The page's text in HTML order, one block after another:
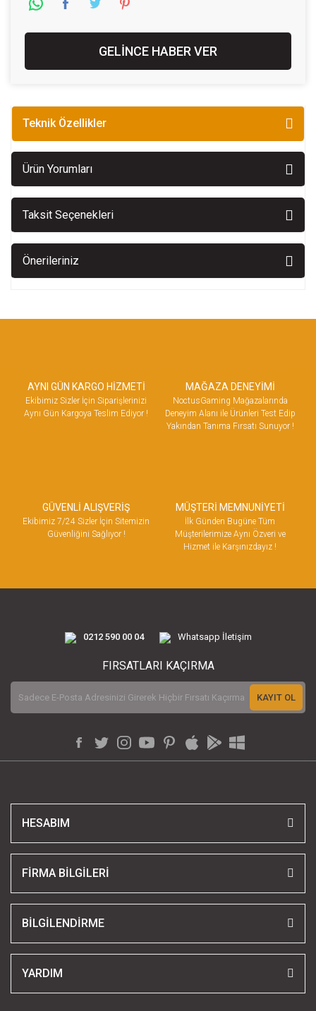
GELİNCE HABER VER
Teknik Özellikler
Ürün Yorumları
Taksit Seçenekleri
Önerileriniz
AYNI GÜN KARGO HİZMETİ
Ekibimiz Sizler İçin Siparişlerinizi
Aynı Gün Kargoya Teslim Ediyor !
MAĞAZA DENEYİMİ
NoctusGaming Mağazalarında
Deneyim Alanı ile Ürünleri Test Edip
Yakından Tanıma Fırsatı Sunuyor !
GÜVENLİ ALIŞVERİŞ
Ekibimiz 7/24 Sizler İçin Sitemizin
Güvenliğini Sağlıyor !
MÜŞTERİ MEMNUNİYETİ
İlk Günden Bugüne Tüm
Müşterilerimize Aynı Özveri ve
Hizmet ile Karşınızdayız !
0212 590 00 04 Whatsapp İletişim
FIRSATLARI KAÇIRMA
KAYIT OL
HESABIM
FİRMA BİLGİLERİ
BİLGİLENDİRME
YARDIM